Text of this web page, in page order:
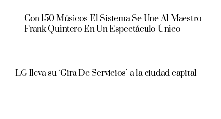
Con 150 Músicos El Sistema Se Une Al Maestro
Frank Quintero En Un Espectáculo Único
LG lleva su ‘Gira De Servicios’ a la ciudad capital